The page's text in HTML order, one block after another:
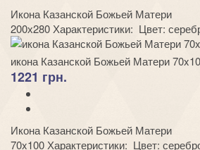
Икона Казанской Божьей Матери
200х280 Характеристики: Цвет:
икона Казанской Божьей Матери
1221 грн.
Икона Казанской Божьей Матери
70x100 Характеристики: Цвет: